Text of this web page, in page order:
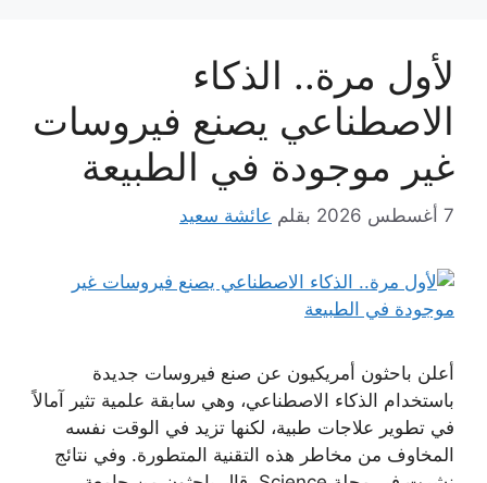
لأول مرة.. الذكاء
الاصطناعي يصنع فيروسات
غير موجودة في الطبيعة
7 أغسطس 2026 بقلم عائشة سعيد
أعلن باحثون أمريكيون عن صنع فيروسات جديدة
باستخدام الذكاء الاصطناعي، وهي سابقة علمية تثير آمالاً
في تطوير علاجات طبية، لكنها تزيد في الوقت نفسه
المخاوف من مخاطر هذه التقنية المتطورة. وفي نتائج